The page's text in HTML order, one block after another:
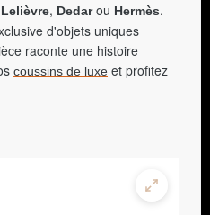
Lelièvre, Dedarou Hermès.
d'objets uniques
raconte une histoire
coussins de luxe et profitez